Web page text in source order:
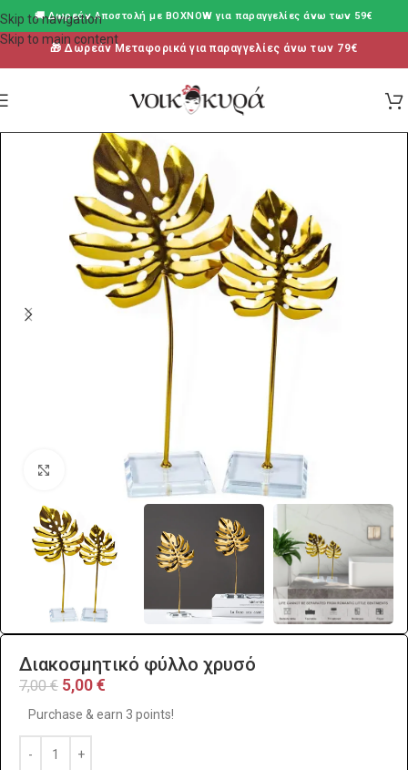
Skip to navigation
Skip to main content
🚚 Δωρεάν Aποστολή με BOXNOW για παραγγελίες άνω των 59€
🎁 Δωρεάν Μεταφορικά για παραγγελίες άνω των 79€
Click to enlarge
Διακοσμητικό φύλλο χρυσό
7,00€ 5,00€
Purchase & earn 3 points!